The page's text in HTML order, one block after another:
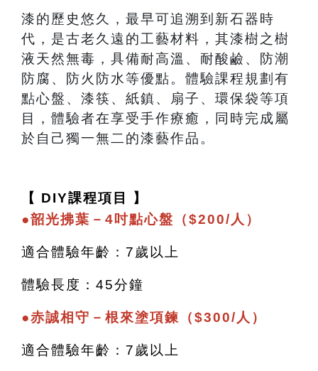
漆的歷史悠久，最早可追溯到新石器時
代，是古老久遠的工藝材料，其漆樹之樹
液天然無毒，具備耐高溫、耐酸鹼、防潮
防腐、防火防水等優點。體驗課程規劃有
點心盤、漆筷、紙鎮、扇子、環保袋等項
目，體驗者在享受手作療癒，同時完成屬
於自己獨一無二的漆藝作品。
【 DIY課程項目 】
●韶光拂葉－4吋點心盤（$200/人）
適合體驗年齡：7歲以上
體驗長度：45分鐘
●赤誠相守－根來塗項鍊（$300/人）
適合體驗年齡：7歲以上